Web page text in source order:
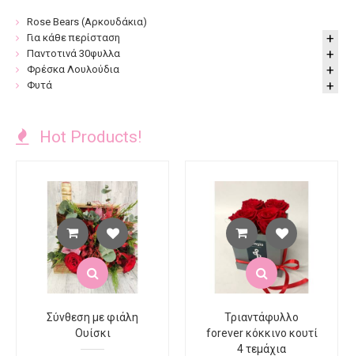
Rose Bears (Αρκουδάκια)
Για κάθε περίσταση
Παντοτινά 30φυλλα
Φρέσκα Λουλούδια
Φυτά
Hot Products!
Σύνθεση με φιάλη
Ουίσκι
Τριαντάφυλλο
forever κόκκινο κουτί
4 τεμάχια